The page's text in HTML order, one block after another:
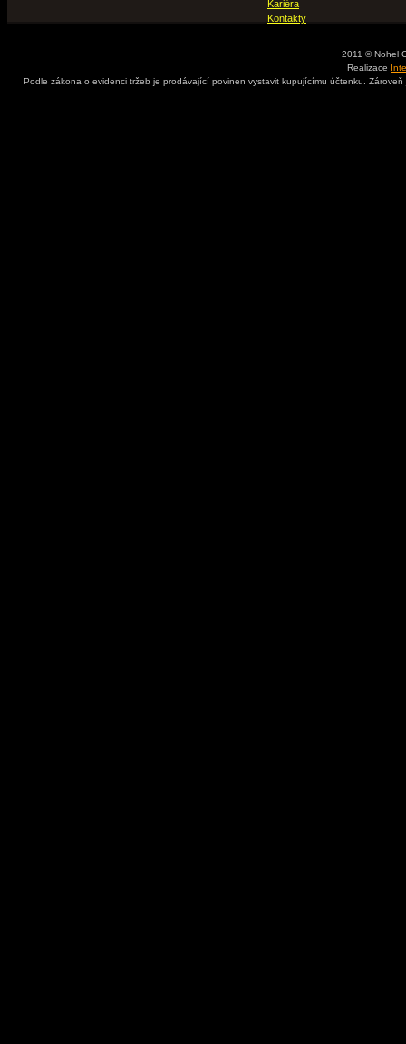
Kariéra
Kontakty
2011 © Nohel
Realizace
Podle zákona o evidenci tržeb je prodávající povinen vystavit kupujícímu účtenku.